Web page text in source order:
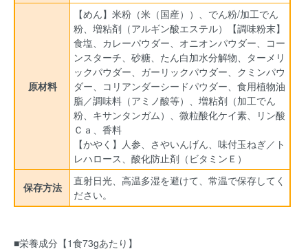
原材料
【めん】米粉（米（国産））、でん粉/加工でん
粉、増粘剤（アルギン酸エステル）【調味粉末】
食塩、カレーパウダー、オニオンパウダー、コー
ンスターチ、砂糖、たん白加水分解物、ターメリ
ックパウダー、ガーリックパウダー、クミンパウ
ダー、コリアンダーシードパウダー、食用植物油
脂／調味料（アミノ酸等）、増粘剤（加工でん
粉、キサンタンガム）、微粒酸化ケイ素、リン酸
Ｃａ、香料
【かやく】人参、さやいんげん、味付玉ねぎ／ト
レハロース、酸化防止剤（ビタミンＥ）
保存方法
直射日光、高温多湿を避けて、常温で保存してく
ださい。
■栄養成分【1食73gあたり】